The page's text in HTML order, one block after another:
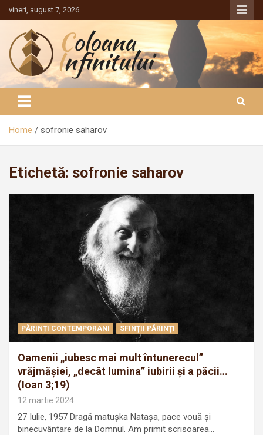
Sari
la
conținut
vineri, august 7, 2026
Coloana Infinitului
Home sofronie saharov
Etichetă: sofronie saharov
PĂRINȚI CONTEMPORANI SFINȚII PĂRINȚI
Oamenii „iubesc mai mult întunerecul”
vrăjmăşiei, „decât lumina” iubirii şi a păcii…
(Ioan 3;19)
12 martie 2024
27 Iulie, 1957 Dragă matuşka Nataşa, pace vouă şi
binecuvântare de la Domnul. Am primit scrisoarea…